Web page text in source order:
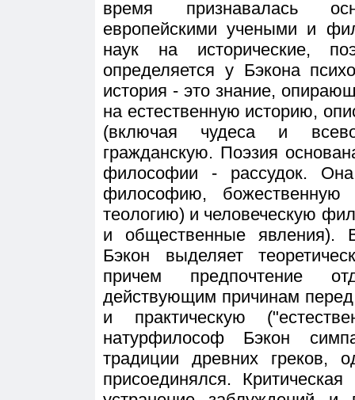
время признавалась
европейскими учеными и
наук на исторические,
определяется у Бэкона
история - это знание,
на естественную историю,
(включая чудеса и
гражданскую. Поэзия
философии - рассудок.
философию, божественную
теологию) и человеческую
и общественные явления).
Бэкон выделяет
причем предпочтение
действующим причинам
и практическую
натурфилософ Бэкон
традиции древних греков,
присоединялся.